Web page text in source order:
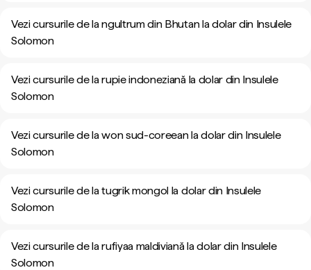
Vezi cursurile de la ngultrum din Bhutan la dolar din Insulele
Solomon
Vezi cursurile de la rupie indoneziană la dolar din Insulele
Solomon
Vezi cursurile de la won sud-coreean la dolar din Insulele
Solomon
Vezi cursurile de la tugrik mongol la dolar din Insulele
Solomon
Vezi cursurile de la rufiyaa maldiviană la dolar din Insulele
Solomon